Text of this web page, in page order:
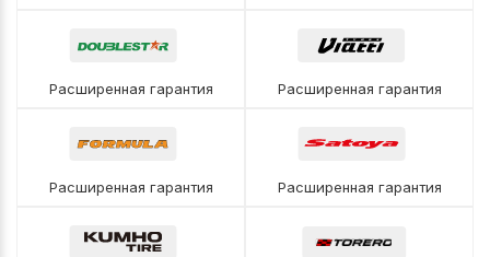
Расширенная гарантия Расширенная гарантия
Расширенная гарантия Расширенная гарантия